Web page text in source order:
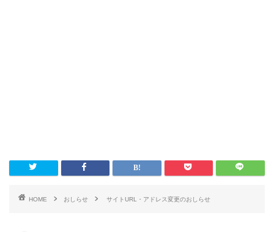
HOME おしらせ サイトURL・アドレス変更のおしらせ